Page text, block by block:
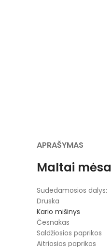
APRAŠYMAS
Maltai
Sudedamosios dalys:
Druska
Kario mišinys
Česnakas
Saldžiosios paprikos
Aitriosios paprikos